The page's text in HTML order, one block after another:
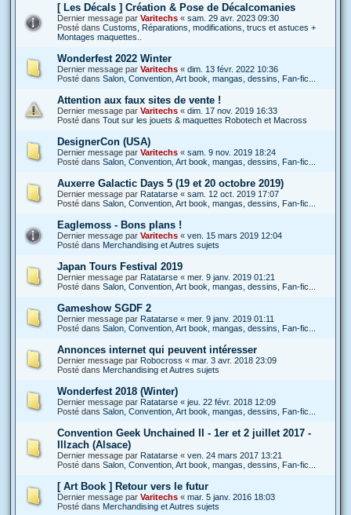
[ Les Décals ] Création & Pose de Décalcomanies
Dernier message par Varitechs « sam. 29 avr. 2023 09:30
Posté dans Customs, Réparations, modifications, trucs et astuces +
Montages maquettes..
Wonderfest 2022 Winter
Dernier message par Varitechs « dim. 13 févr. 2022 10:36
Posté dans Salon, Convention, Art book, mangas, dessins, Fan-fic...
Attention aux faux sites de vente !
Dernier message par Varitechs « dim. 17 nov. 2019 16:33
Posté dans Tout sur les jouets & maquettes Robotech et Macross
DesignerCon (USA)
Dernier message par Varitechs « sam. 9 nov. 2019 18:24
Posté dans Salon, Convention, Art book, mangas, dessins, Fan-fic...
Auxerre Galactic Days 5 (19 et 20 octobre 2019)
Dernier message par Ratatarse « sam. 12 oct. 2019 17:07
Posté dans Salon, Convention, Art book, mangas, dessins, Fan-fic...
Eaglemoss - Bons plans !
Dernier message par Varitechs « ven. 15 mars 2019 12:04
Posté dans Merchandising et Autres sujets
Japan Tours Festival 2019
Dernier message par Ratatarse « mer. 9 janv. 2019 01:21
Posté dans Salon, Convention, Art book, mangas, dessins, Fan-fic...
Gameshow SGDF 2
Dernier message par Ratatarse « mer. 9 janv. 2019 01:11
Posté dans Salon, Convention, Art book, mangas, dessins, Fan-fic...
Annonces internet qui peuvent intéresser
Dernier message par Robocross « mar. 3 avr. 2018 23:09
Posté dans Merchandising et Autres sujets
Wonderfest 2018 (Winter)
Dernier message par Ratatarse « jeu. 22 févr. 2018 12:09
Posté dans Salon, Convention, Art book, mangas, dessins, Fan-fic...
Convention Geek Unchained II - 1er et 2 juillet 2017 -
Illzach (Alsace)
Dernier message par Ratatarse « ven. 24 mars 2017 13:21
Posté dans Salon, Convention, Art book, mangas, dessins, Fan-fic...
[ Art Book ] Retour vers le futur
Dernier message par Varitechs « mar. 5 janv. 2016 18:03
Posté dans Merchandising et Autres sujets